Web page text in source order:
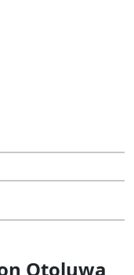
Otoluwa